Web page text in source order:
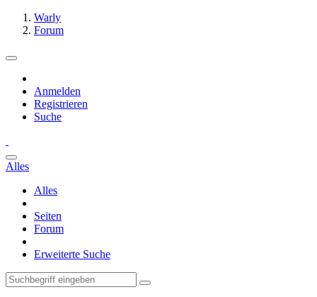
Warly
Forum
Anmelden
Registrieren
Suche
Alles
Alles
Seiten
Forum
Erweiterte Suche